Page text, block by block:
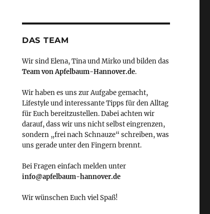
DAS TEAM
Wir sind Elena, Tina und Mirko und bilden das
Team von Apfelbaum-Hannover.de.
Wir haben es uns zur Aufgabe gemacht,
Lifestyle und interessante Tipps für den Alltag
für Euch bereitzustellen. Dabei achten wir
darauf, dass wir uns nicht selbst eingrenzen,
sondern „frei nach Schnauze“ schreiben, was
uns gerade unter den Fingern brennt.
Bei Fragen einfach melden unter
info@apfelbaum-hannover.de
Wir wünschen Euch viel Spaß!